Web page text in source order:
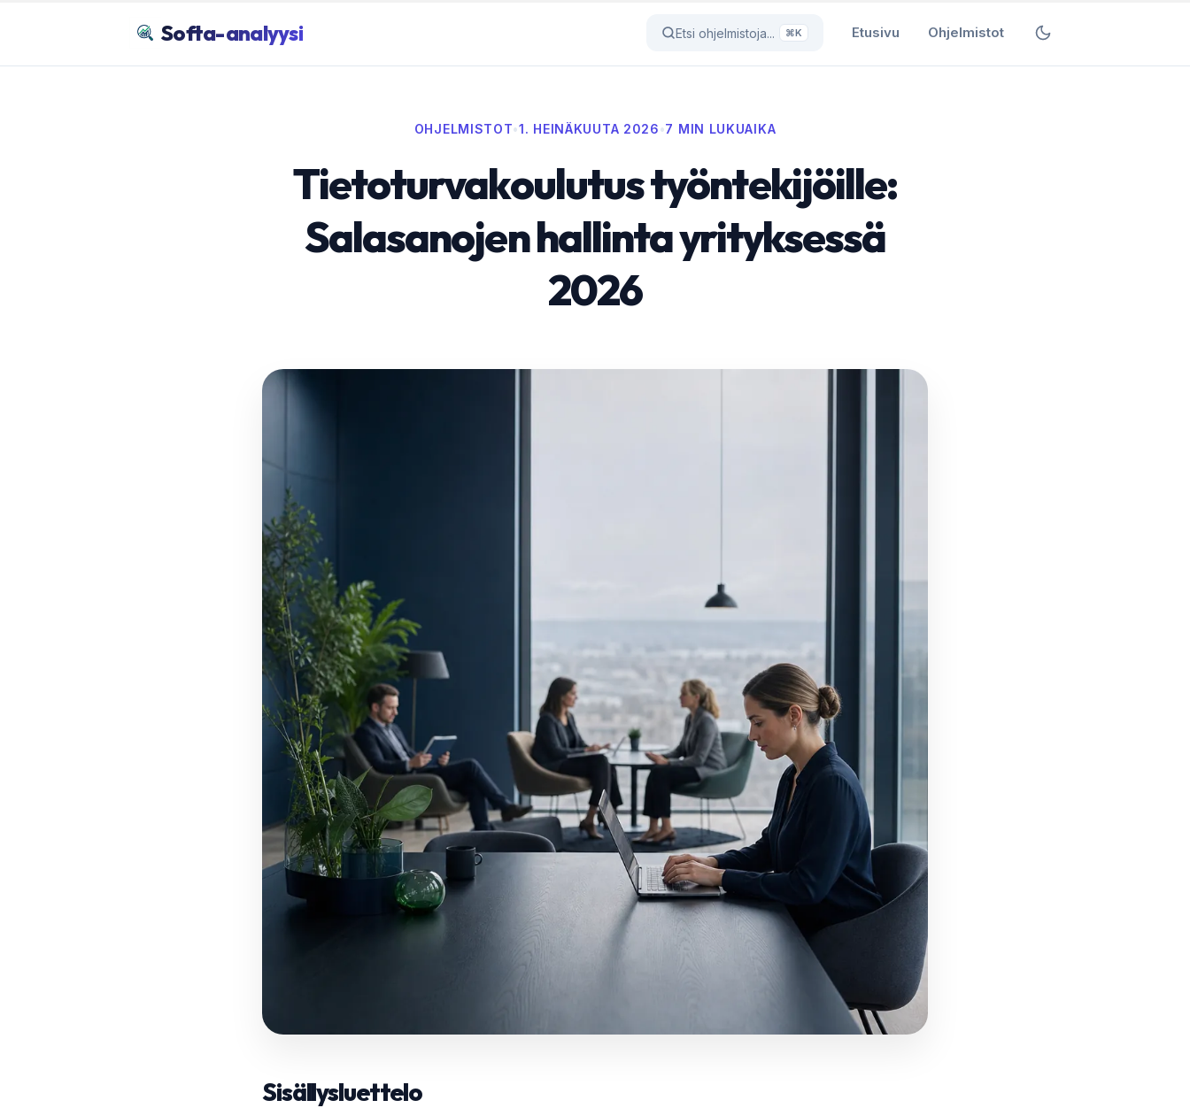
Softa-analyysi Etsi ohjelmistoja... ⌘K Etusivu Ohjelmistot
OHJELMISTOT•1. HEINÄKUUTA 2026•7 MIN LUKUAIKA
Tietoturvakoulutus työntekijöille:
Salasanojen hallinta yrityksessä
2026
Sisällysluettelo